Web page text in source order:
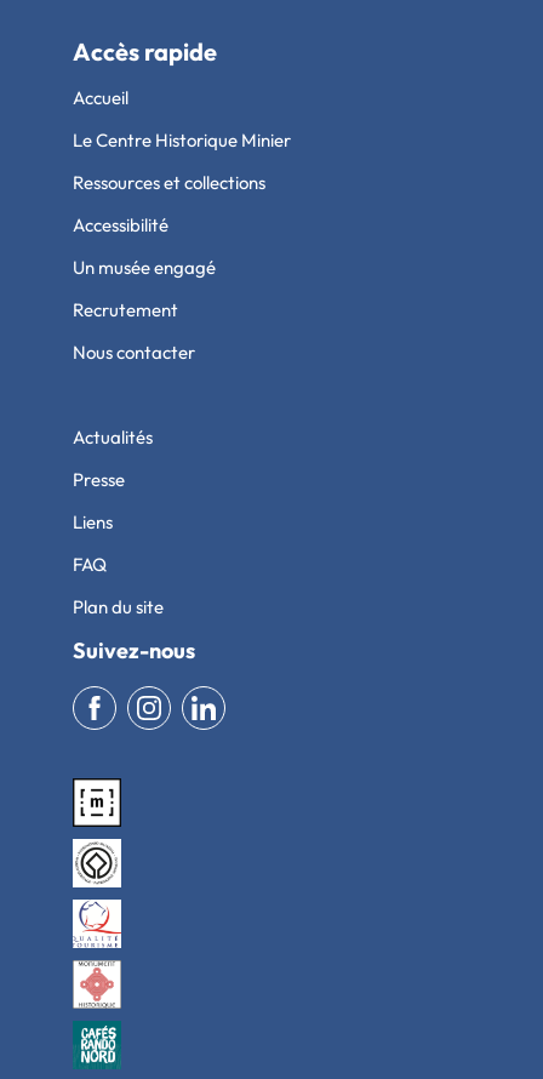
Accès rapide
Accueil
Le Centre Historique Minier
Ressources et collections
Accessibilité
Un musée engagé
Recrutement
Nous contacter
Actualités
Presse
Liens
FAQ
Plan du site
Suivez-nous